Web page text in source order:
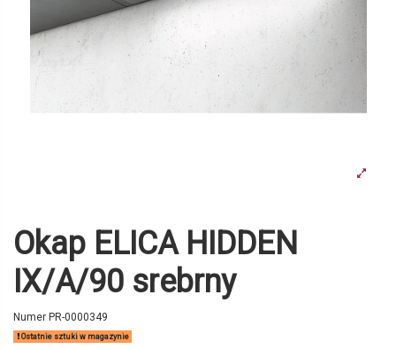
Okap ELICA HIDDEN
IX/A/90 srebrny
Numer PR-0000349
Ostatnie sztuki w magazynie